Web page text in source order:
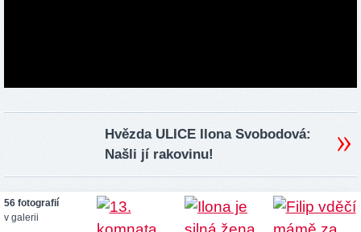
Hvězda ULICE Ilona Svobodová:
Našli jí rakovinu!
56 fotografií
v galerii